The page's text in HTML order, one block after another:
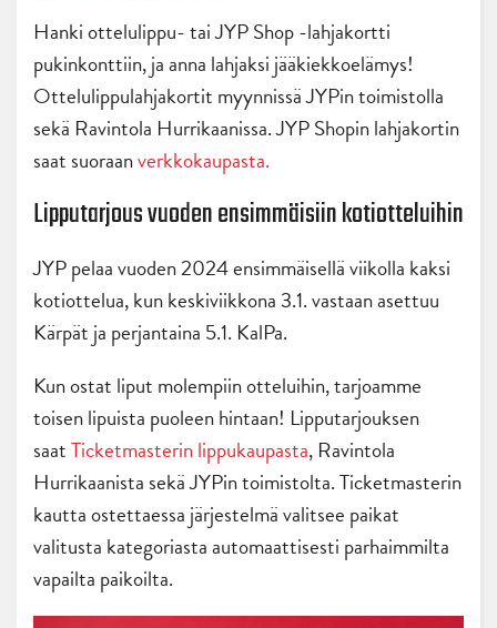
Hanki ottelulippu- tai JYP Shop -lahjakortti
pukinkonttiin, ja anna lahjaksi jääkiekkoelämys!
Ottelulippulahjakortit myynnissä JYPin toimistolla
sekä Ravintola Hurrikaanissa. JYP Shopin lahjakortin
saat suoraanverkkokaupasta.
Lipputarjous vuoden ensimmäisiin kotiotteluihin
JYP pelaa vuoden 2024 ensimmäisellä viikolla kaksi
kotiottelua, kun keskiviikkona 3.1. vastaan asettuu
Kärpät ja perjantaina 5.1. KalPa.
Kun ostat liput molempiin otteluihin, tarjoamme
toisen lipuista puoleen hintaan! Lipputarjouksen
saatTicketmasterin lippukaupasta, Ravintola
Hurrikaanista sekä JYPin toimistolta. Ticketmasterin
kautta ostettaessa järjestelmä valitsee paikat
valitusta kategoriasta automaattisesti parhaimmilta
vapailta paikoilta.